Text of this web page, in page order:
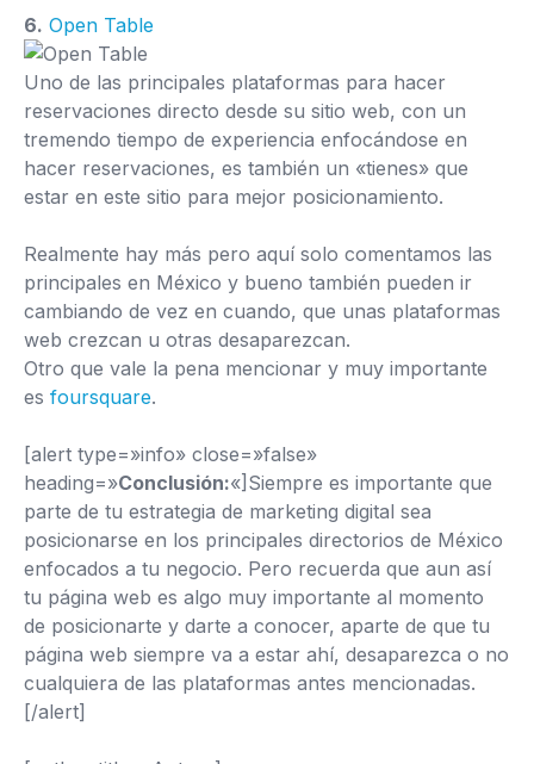
6. Open Table
Uno de las principales plataformas para hacer
reservaciones directo desde su sitio web, con un
tremendo tiempo de experiencia enfocándose en
hacer reservaciones, es también un «tienes» que
estar en este sitio para mejor posicionamiento.
Realmente hay más pero aquí solo comentamos las
principales en México y bueno también pueden ir
cambiando de vez en cuando, que unas plataformas
web crezcan u otras desaparezcan.
Otro que vale la pena mencionar y muy importante
es foursquare.
[alert type=»info» close=»false»
heading=»Conclusión:«]Siempre es importante que
parte de tu estrategia de marketing digital sea
posicionarse en los principales directorios de México
enfocados a tu negocio. Pero recuerda que aun así
tu página web es algo muy importante al momento
de posicionarte y darte a conocer, aparte de que tu
página web siempre va a estar ahí, desaparezca o no
cualquiera de las plataformas antes mencionadas.
[/alert]